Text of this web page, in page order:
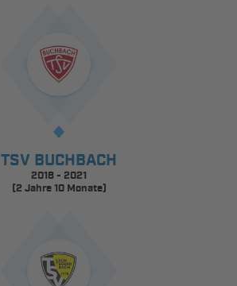
TSV BUCHBACH
2018 - 2021
(2 Jahre 10 Monate)